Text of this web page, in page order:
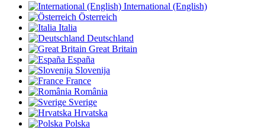
International (English)
Österreich
Italia
Deutschland
Great Britain
España
Slovenija
France
România
Sverige
Hrvatska
Polska